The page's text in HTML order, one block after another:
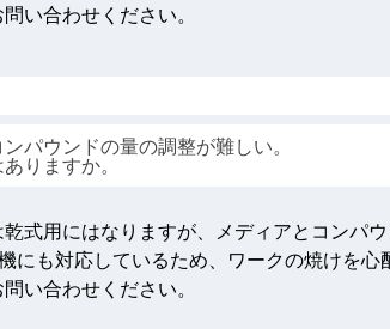
い合わせください。
パウンドの量の調整が難しい。
りますか。
式用にはなりますが、メディアとコンパ
にも対応しているため、ワークの焼けを心
い合わせください。